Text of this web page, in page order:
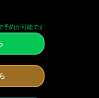
予約が可能です